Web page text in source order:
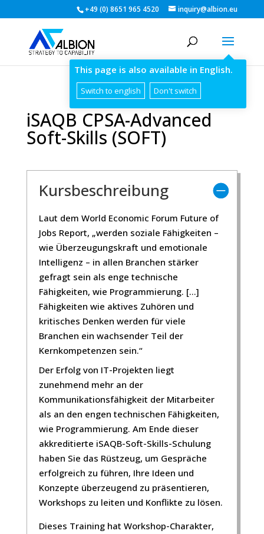
+49 (0) 8651 965 4520 inquiry@albion.eu
This page is also available in English.
Switch to english Don't switch
iSAQB CPSA-Advanced
Soft-Skills (SOFT)
Kursbeschreibung
Laut dem World Economic Forum Future of
Jobs Report, „werden soziale Fähigkeiten –
wie Überzeugungskraft und emotionale
Intelligenz – in allen Branchen stärker
gefragt sein als enge technische
Fähigkeiten, wie Programmierung. […]
Fähigkeiten wie aktives Zuhören und
kritisches Denken werden für viele
Branchen ein wachsender Teil der
Kernkompetenzen sein.“
Der Erfolg von IT-Projekten liegt
zunehmend mehr an der
Kommunikationsfähigkeit der Mitarbeiter
als an den engen technischen Fähigkeiten,
wie Programmierung. Am Ende dieser
akkreditierte iSAQB-Soft-Skills-Schulung
haben Sie das Rüstzeug, um Gespräche
erfolgreich zu führen, Ihre Ideen und
Konzepte überzeugend zu präsentieren,
Workshops zu leiten und Konflikte zu lösen.
Dieses Training hat Workshop-Charakter,